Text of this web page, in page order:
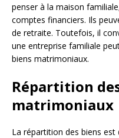
penser à la maison
comptes financiers. Ils
de retraite. Toutefois, il
une entreprise familiale
biens matrimoniaux.
Répartition
matrimoniaux
La répartition des biens